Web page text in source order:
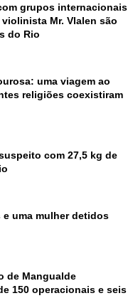
grupos internacionais
Mr. Vlalen são
do Rio
uma viagem ao
religiões coexistiram
com 27,5 kg de
e uma mulher detidos
de Mangualde
150 operacionais e seis